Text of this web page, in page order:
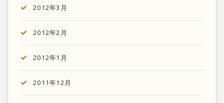
2012年3月
2012年2月
2012年1月
2011年12月